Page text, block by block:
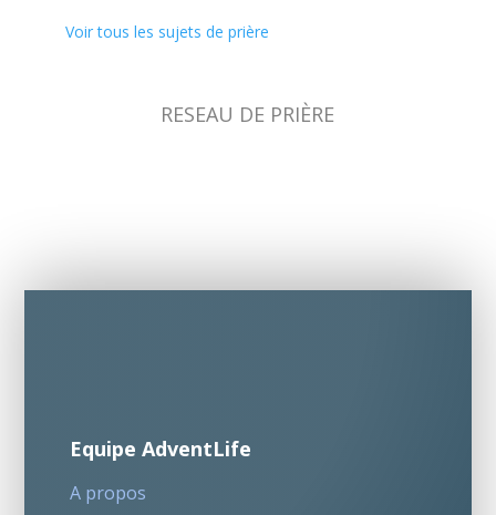
Voir tous les sujets de prière
RESEAU DE PRIÈRE
Equipe AdventLife
A propos